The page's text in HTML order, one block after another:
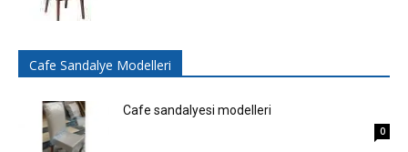
Cafe Sandalye Modelleri
Cafe sandalyesi modelleri
0